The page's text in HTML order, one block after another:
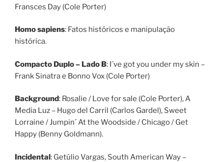
Fransces Day (Cole Porter)
Homo sapiens: Fatos históricos e manipulação
histórica.
Compacto Duplo – Lado B: I´ve got you under my skin –
Frank Sinatra e Bonno Vox (Cole Porter)
Background: Rosalie / Love for sale (Cole Porter), A
Media Luz – Hugo del Carril (Carlos Gardel), Sweet
Lorraine / Jumpin´ At the Woodside / Chicago / Get
Happy (Benny Goldmann).
Incidental: Getúlio Vargas, South American Way –